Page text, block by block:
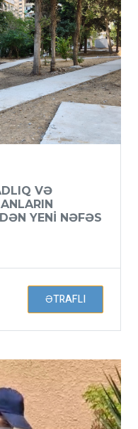
VƏ
YENI NƏFƏS
ƏTRAFLI